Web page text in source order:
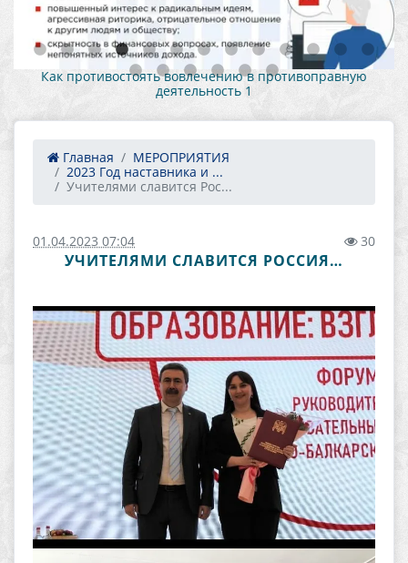
Как противостоять вовлечению в противоправную
деятельность 1
Главная
МЕРОПРИЯТИЯ
2023 Год наставника и ...
Учителями славится Рос...
01.04.2023 07:04 30
УЧИТЕЛЯМИ СЛАВИТСЯ РОССИЯ…